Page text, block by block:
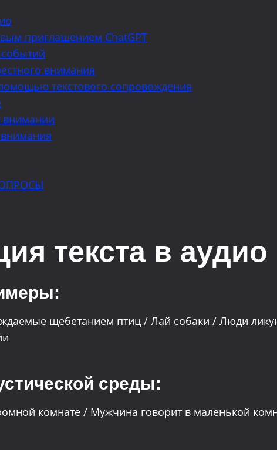
приглашением ChatGPT
внимания
текстового сопровождения
внимании
текста в аудио
щебетанием птиц / Лай собаки / Люди
среды:
комнате / Мужчина говорит в маленькой